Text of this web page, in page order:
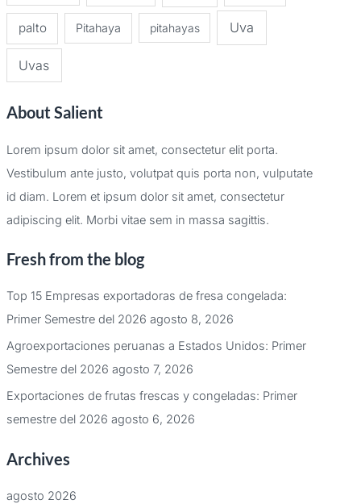
palto Pitahaya pitahayas Uva
Uvas
About Salient
Lorem ipsum dolor sit amet, consectetur elit porta.
Vestibulum ante justo, volutpat quis porta non, vulputate
id diam. Lorem et ipsum dolor sit amet, consectetur
adipiscing elit. Morbi vitae sem in massa sagittis.
Fresh from the blog
Top 15 Empresas exportadoras de fresa congelada:
Primer Semestre del 2026 agosto 8, 2026
Agroexportaciones peruanas a Estados Unidos: Primer
Semestre del 2026 agosto 7, 2026
Exportaciones de frutas frescas y congeladas: Primer
semestre del 2026 agosto 6, 2026
Archives
agosto 2026